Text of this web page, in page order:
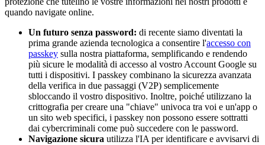
quando navigate online.
Un futuro senza password: di recente siamo diventati la
prima grande azienda tecnologica a consentire l'accesso con
passkey sulla nostra piattaforma, semplificando e rendendo
più sicure le modalità di accesso al vostro Account Google su
tutti i dispositivi. I passkey combinano la sicurezza avanzata
della verifica in due passaggi (V2P) semplicemente
sbloccando il vostro dispositivo. Inoltre, poiché utilizzano la
crittografia per creare una "chiave" univoca tra voi e un'app o
un sito web specifici, i passkey non possono essere sottratti
dai cybercriminali come può succedere con le password.
Navigazione sicura utilizza l'IA per identificare e avvisarvi di